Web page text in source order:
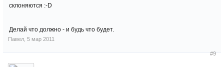
склоняются :-D
Делай что должно - и будь что будет.
Павел 5 мар 2011
#9